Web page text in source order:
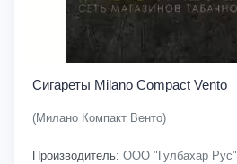
Сигареты Milano Compact Vento
(Милано Компакт Венто)
Производитель: ООО "Гулбахар Рус"